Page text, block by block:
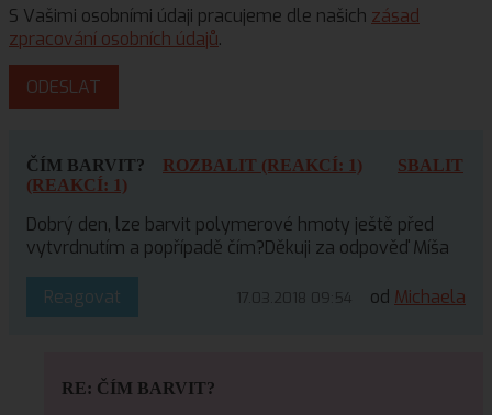
S Vašimi osobními údaji pracujeme dle našich zásad
zpracování osobních údajů.
ČÍM BARVIT? ROZBALIT (REAKCÍ: 1)
SBALIT
(REAKCÍ: 1)
Dobrý den, lze barvit polymerové hmoty ještě před
vytvrdnutím a popřípadě čím?Děkuji za odpověď Míša
Reagovat 17.03.2018 09:54 od Michaela
RE: ČÍM BARVIT?